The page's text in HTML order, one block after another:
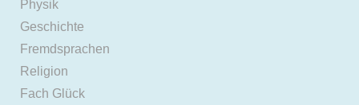
Physik
Geschichte
Fremdsprachen
Religion
Fach Glück